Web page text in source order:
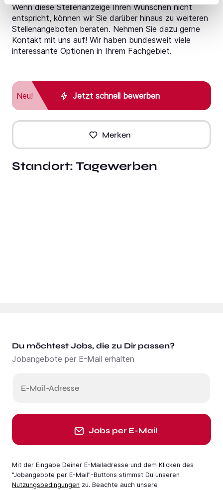
Wenn diese Stellenanzeige Ihren Wünschen nicht
entspricht, können wir Sie darüber hinaus zu weiteren
Stellenangeboten beraten. Nehmen Sie dazu gerne
Kontakt mit uns auf! Wir haben bundesweit viele
interessante Optionen in Ihrem Fachgebiet.
Jetzt schnell bewerben
Neu!
Merken
Standort: Tagewerben
Du möchtest Jobs, die zu Dir passen?
Jobangebote per E-Mail erhalten
E-Mail-Adresse
Jobs per E-Mail
Mit der Eingabe Deiner E-Mail­adresse und dem Klicken des
"Jobangebote per E-Mail"-Buttons stimmst Du unseren
Nutzungsbedingungen zu. Beachte auch unsere